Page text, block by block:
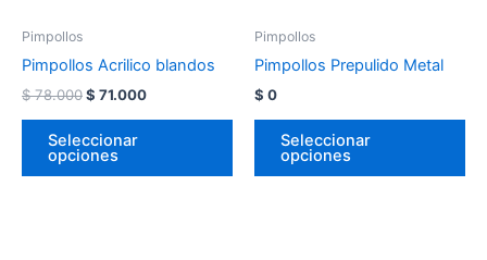
Pimpollos
Pimpollos Acrilico blandos
$78.000$ 71.000
Seleccionar
opciones
Pimpollos
Pimpollos Prepulido Metal
$ 0
Seleccionar
opciones